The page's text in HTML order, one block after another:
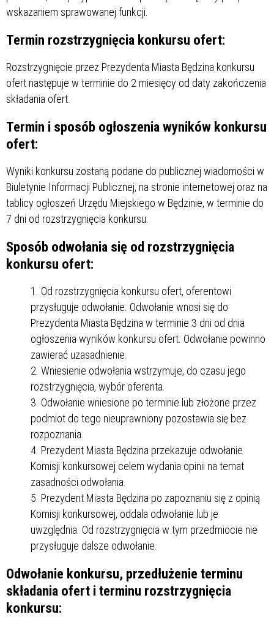
wskazaniem sprawowanej funkcji.
Termin rozstrzygnięcia konkursu ofert:
Rozstrzygnięcie przez Prezydenta Miasta Będzina konkursu
ofert następuje w terminie do 2 miesięcy od daty zakończenia
składania ofert.
Termin i sposób ogłoszenia wyników konkursu
ofert:
Wyniki konkursu zostaną podane do publicznej wiadomości w
Biuletynie Informacji Publicznej, na stronie internetowej oraz na
tablicy ogłoszeń Urzędu Miejskiego w Będzinie, w terminie do
7 dni od rozstrzygnięcia konkursu.
Sposób odwołania się od rozstrzygnięcia
konkursu ofert:
Od rozstrzygnięcia konkursu ofert, oferentowi
przysługuje odwołanie. Odwołanie wnosi się do
Prezydenta Miasta Będzina w terminie 3 dni od dnia
ogłoszenia wyników konkursu ofert. Odwołanie powinno
zawierać uzasadnienie.
Wniesienie odwołania wstrzymuje, do czasu jego
rozstrzygnięcia, wybór oferenta.
Odwołanie wniesione po terminie lub złożone przez
podmiot do tego nieuprawniony pozostawia się bez
rozpoznania.
Prezydent Miasta Będzina przekazuje odwołanie
Komisji konkursowej celem wydania opinii na temat
zasadności odwołania.
Prezydent Miasta Będzina po zapoznaniu się z opinią
Komisji konkursowej, oddala odwołanie lub je
uwzględnia. Od rozstrzygnięcia w tym przedmiocie nie
przysługuje dalsze odwołanie.
Odwołanie konkursu, przedłużenie terminu
składania ofert i terminu rozstrzygnięcia
konkursu: